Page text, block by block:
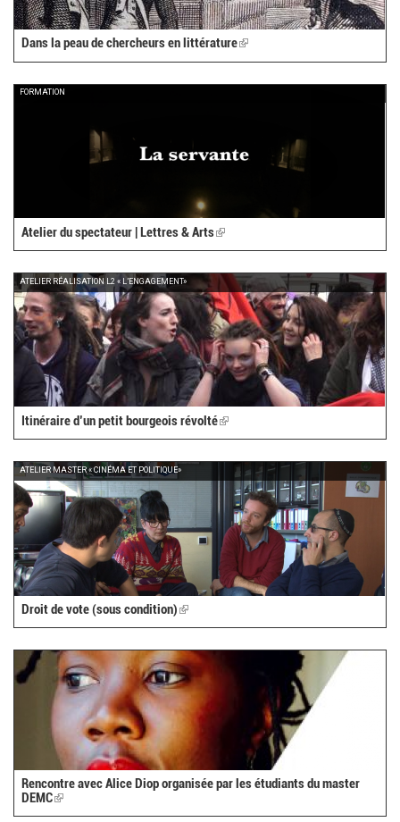
Dans la peau de chercheurs en littérature(link
FORMATION
Atelier du spectateur | Lettres & Arts(link
ATELIER RÉALISATION L2 « L’ENGAGEMENT»
Itinéraire d’un petit bourgeois révolté(link
is
ATELIER MASTER « CINÉMA ET POLITIQUE»
Droit de vote (sous condition)(link
is
Rencontre avec Alice Diop organisée par les étudiants du master
DEMC(link
is